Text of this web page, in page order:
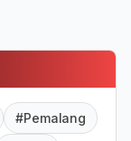
#Pemalang